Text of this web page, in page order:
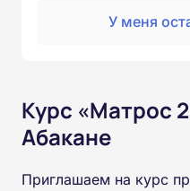
У меня
Курс «Матрос
Абакане
Приглашаем на курс